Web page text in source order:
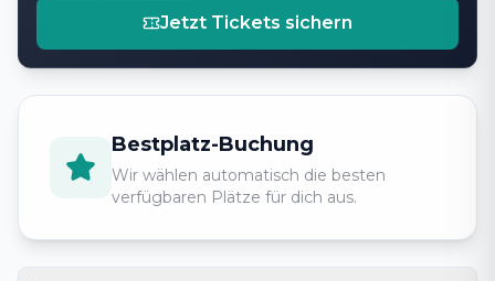
Jetzt Tickets sichern
Bestplatz-Buchung
Wir wählen automatisch die besten
verfügbaren Plätze für dich aus.